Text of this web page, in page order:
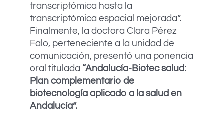
transcriptómica hasta la
transcriptómica espacial mejorada”.
Finalmente, la doctora Clara Pérez
Falo, perteneciente a la unidad de
comunicación, presentó una ponencia
oral titulada “Andalucía-Biotec salud:
Plan complementario de
biotecnología aplicado a la salud en
Andalucía”.